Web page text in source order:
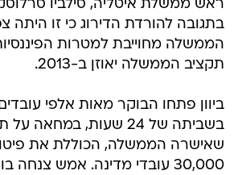
ראש ממשלת איטליה, סילביו
בתגובה להורדת הדירוג כי זו היתה
הממשלה מחוייבת למטרות
תקציב הממשלה יאוזן ב-2013.
ביוון פתחו הבוקר מאות אלפי
בשביתה של 24 שעות,
שאישרה הממשלה, הכוללת את
30,000 עובדי מדינה. אמש